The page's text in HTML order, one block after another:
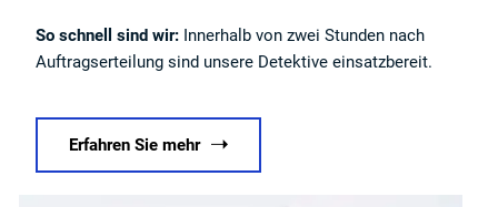
So schnell sind wir: Innerhalb von zwei Stunden nach
Auftragserteilung sind unsere Detektive einsatzbereit.
Erfahren Sie mehr